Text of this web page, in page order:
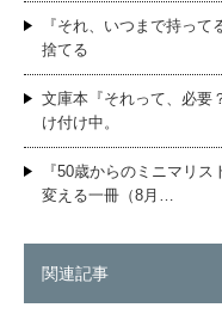
『それ、いつまで持っ
捨てる
文庫本『それって、必要
け付け中。
『50歳からのミニマリ
変える一冊（8月…
関連記事